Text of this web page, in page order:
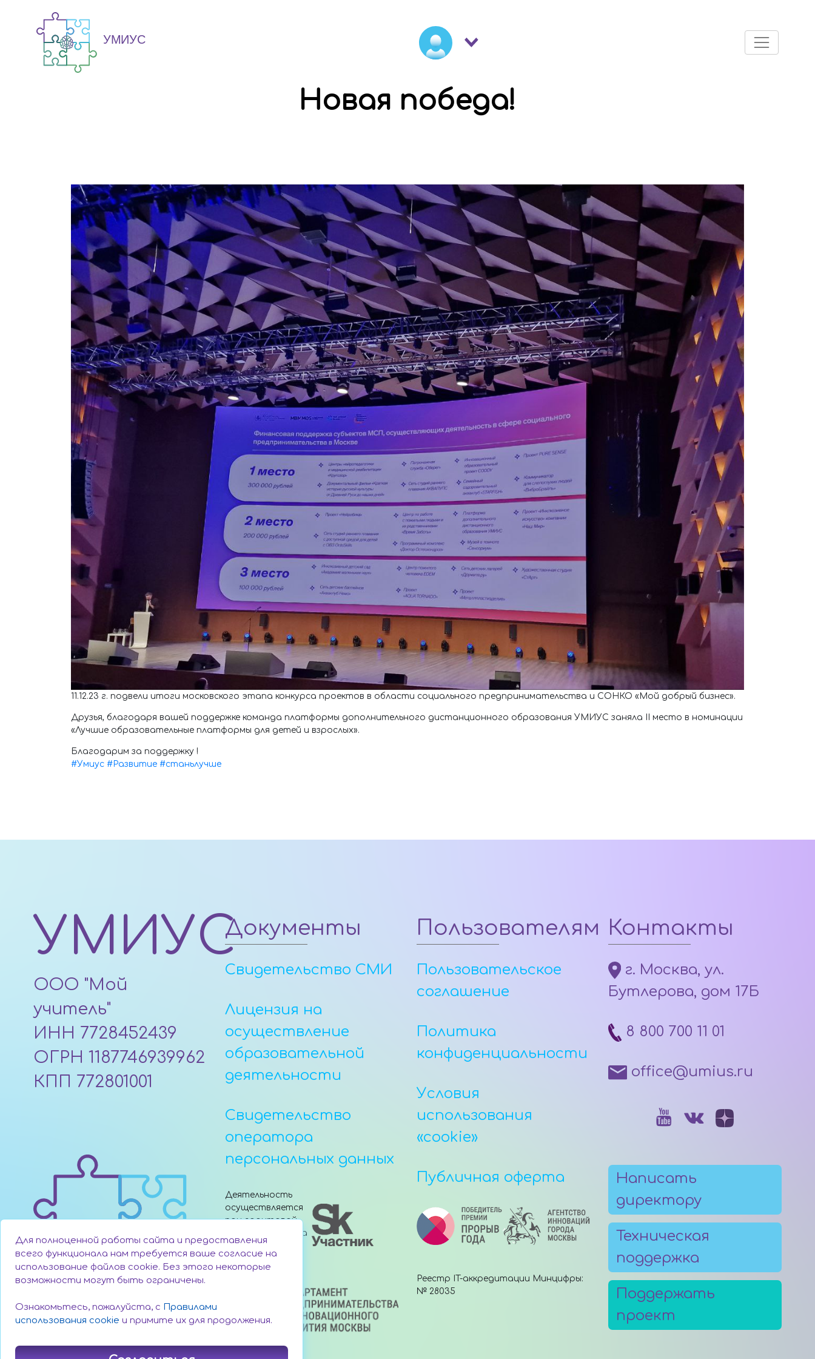
Новая победа!
11.12.23 г. подвели итоги московского этапа конкурса проектов в области социального предпринимательства и СОНКО «Мой добрый бизнес».
Друзья, благодаря вашей поддержке команда платформы дополнительного дистанционного образования УМИУС заняла II место в номинации
«Лучшие образовательные платформы для детей и взрослых».
Благодарим за поддержку !
#Умиус #Развитие #станьлучше
УМИУС
ООО "Мой
учитель"
ИНН 7728452439
ОГРН 1187746939962
КПП 772801001
Документы
Свидетельство СМИ
Лицензия на
осуществление
образовательной
деятельности
Свидетельство
оператора
персональных данных
Деятельность
осуществляется
при грантовой
поддержке Фонда
«Сколково»
Пользователям
Пользовательское
соглашение
Политика
конфиденциальности
Условия
использования
«cookie»
Публичная оферта
Реестр IT-аккредитации Минцифры:
№ 28035
Контакты
г. Москва, ул.
Бутлерова, дом 17Б
8 800 700 11 01
office@umius.ru
Написать
директору
Техническая
поддержка
Поддержать
проект
Для полноценной работы сайта и предоставления
всего функционала нам требуется ваше согласие на
использование файлов cookie. Без этого некоторые
возможности могут быть ограничены.
Ознакомьтесь, пожалуйста, с Правилами
использования cookie и примите их для продолжения.